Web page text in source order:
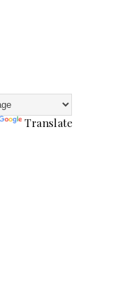
Translate